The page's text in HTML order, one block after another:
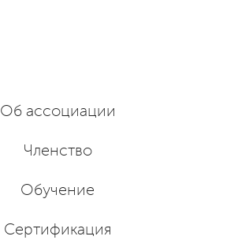
Об ассоциации
Членство
Обучение
Сертификация